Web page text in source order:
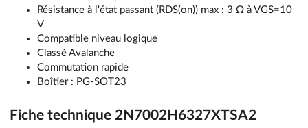
Résistance à l'état passant (RDS(on)) max : 3 Ω à VGS=10
V
Compatible niveau logique
Classé Avalanche
Commutation rapide
Boîtier : PG-SOT23
Fiche technique 2N7002H6327XTSA2